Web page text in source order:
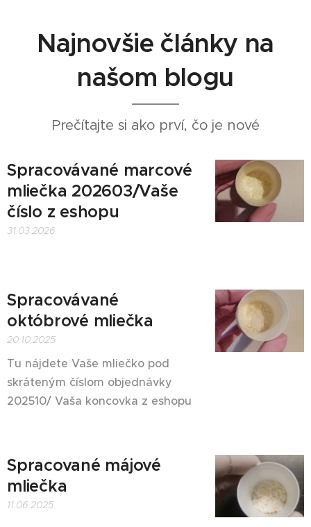
Najnovšie články na
našom blogu
Prečítajte si ako prví, čo je nové
Spracovávané marcové
mliečka 202603/Vaše
číslo z eshopu 💗
31.03.2026
Spracovávané
októbrové mliečka 💗
20.10.2025
Tu nájdete Vaše mliečko pod
skráteným číslom objednávky
202510/ Vaša koncovka z eshopu
Spracované májové
mliečka
11.06.2025